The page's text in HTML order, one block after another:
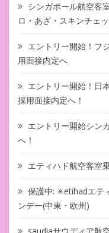
シンガポール航空客
ロ・あざ・スキンチェ
エントリー開始！フ
用面接内定へ
エントリー開始！日
採用面接内定へ！
エントリー開始シン
へ！
エティハド航空客室
保護中: ✳︎etihadエテ
ンデー(中東・欧州)